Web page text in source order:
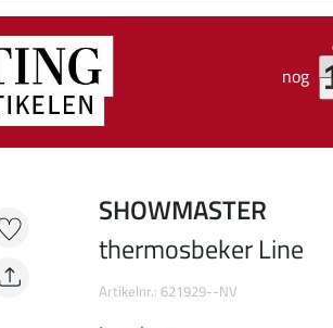
nog
SHOWMASTER
thermosbeker Line
Artikelnr.: 621929--NV